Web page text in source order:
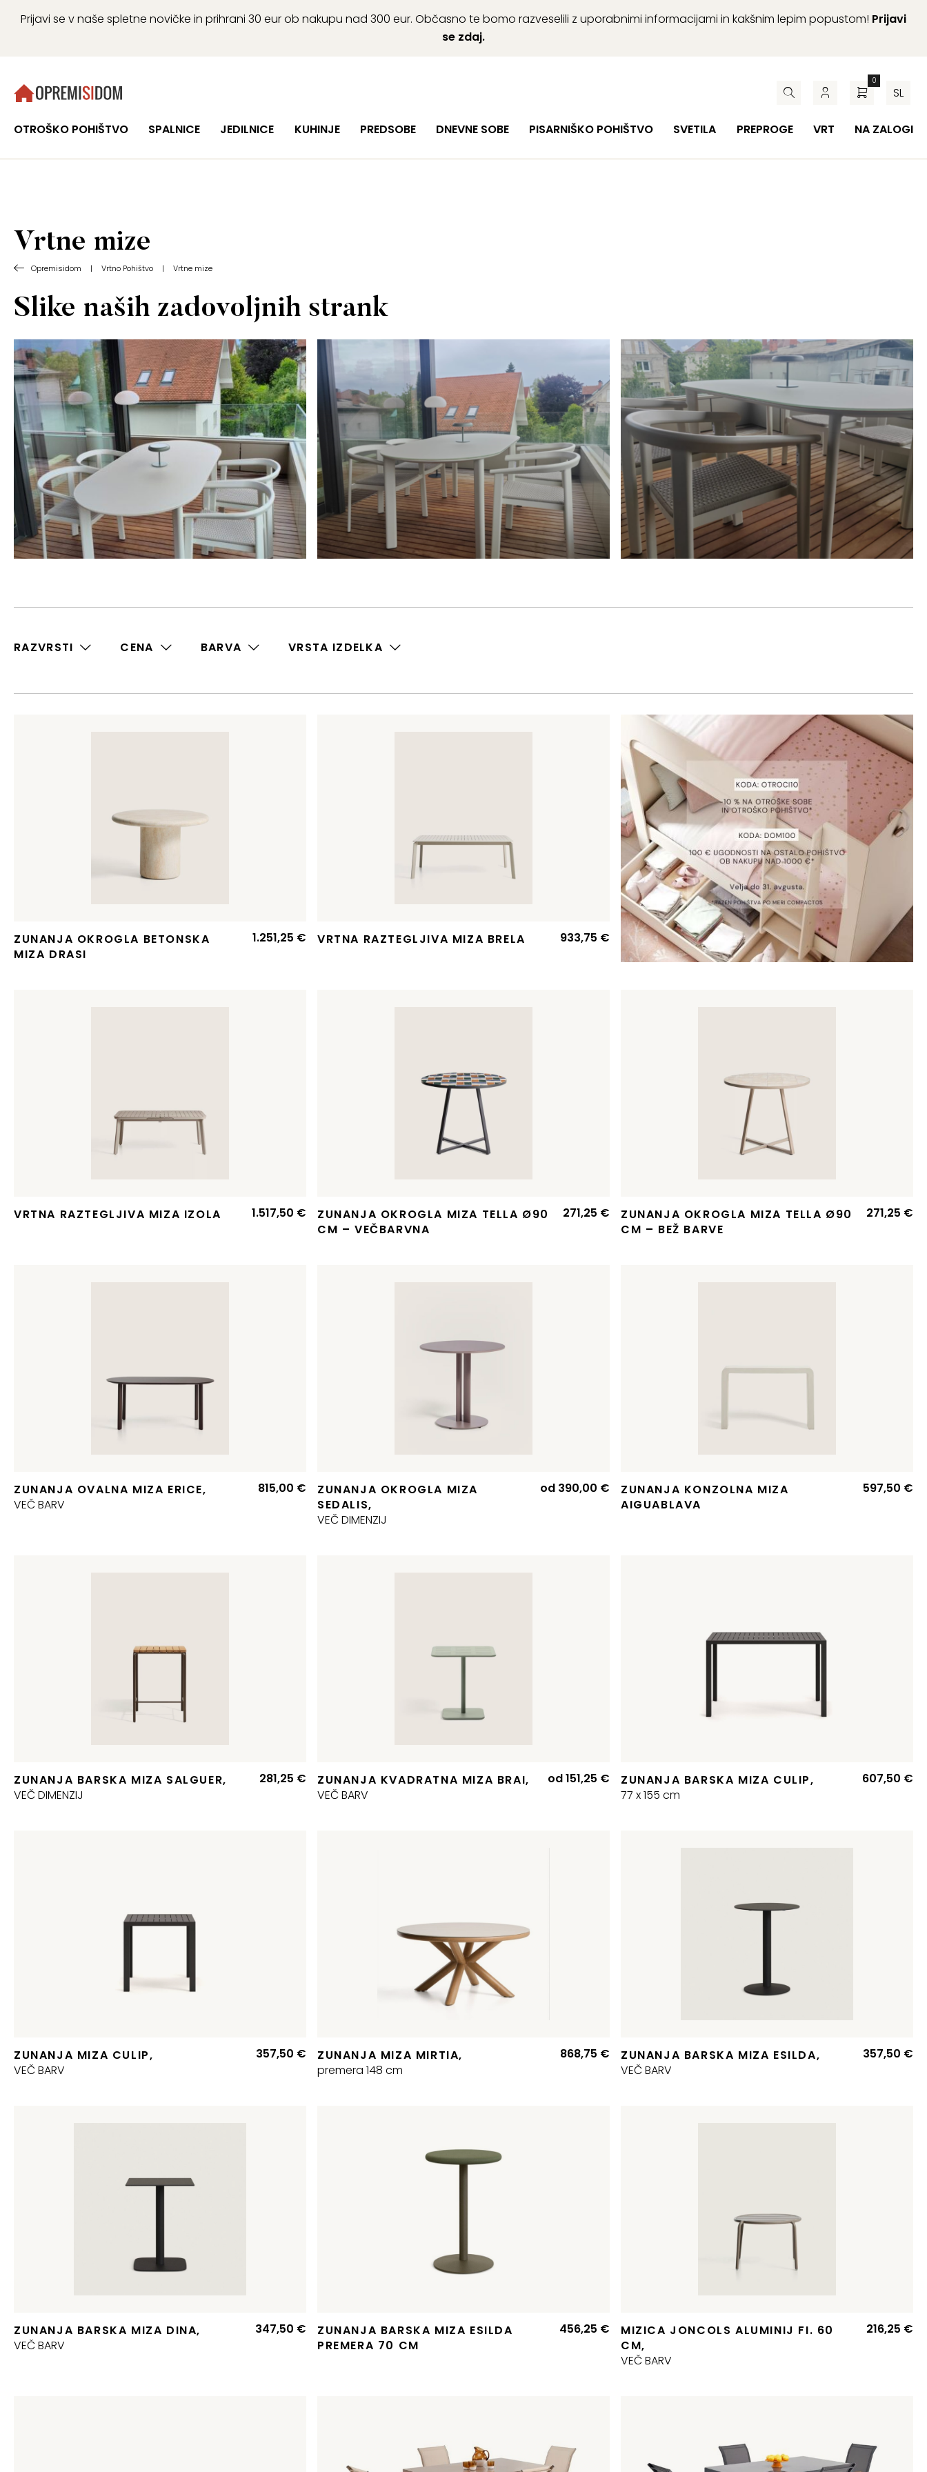
Prijavi se v naše spletne novičke in prihrani 30 eur ob nakupu nad 300 eur. Občasno te bomo razveselili z uporabnimi informacijami in kakšnim lepim popustom! Prijavi
se zdaj.
0
SL
OTROŠKO POHIŠTVO SPALNICE JEDILNICE KUHINJE PREDSOBE DNEVNE SOBE PISARNIŠKO POHIŠTVO SVETILA PREPROGE VRT NA ZALOGI
Vrtne mize
Opremisidom | Vrtno Pohištvo | Vrtne mize
Slike naših zadovoljnih strank
ZUNANJA OKROGLA BETONSKA
MIZA DRASI
1.251,25 € VRTNA RAZTEGLJIVA MIZA BRELA 933,75 €
VRTNA RAZTEGLJIVA MIZA IZOLA 1.517,50 €
ZUNANJA OKROGLA MIZA TELLA Ø90
CM – VEČBARVNA
271,25 €
ZUNANJA OKROGLA MIZA TELLA Ø90
CM – BEŽ BARVE
271,25 €
ZUNANJA OVALNA MIZA ERICE,
VEČ BARV
815,00 €
ZUNANJA OKROGLA MIZA
SEDALIS,
VEČ DIMENZIJ
od 390,00 €
ZUNANJA KONZOLNA MIZA
AIGUABLAVA
597,50 €
ZUNANJA BARSKA MIZA SALGUER,
VEČ DIMENZIJ
281,25 €
ZUNANJA KVADRATNA MIZA BRAI,
VEČ BARV
od151,25 €
ZUNANJA BARSKA MIZA CULIP,
77 x 155 cm
607,50 €
ZUNANJA MIZA CULIP,
VEČ BARV
357,50 €
ZUNANJA MIZA MIRTIA,
premera 148 cm
868,75 €
ZUNANJA BARSKA MIZA ESILDA,
VEČ BARV
357,50 €
ZUNANJA BARSKA MIZA DINA,
VEČ BARV
347,50 €
ZUNANJA BARSKA MIZA ESILDA
PREMERA 70 CM
456,25 €
MIZICA JONCOLS ALUMINIJ FI. 60
CM,
VEČ BARV
216,25 €
RAZVRSTI CENA BARVA VRSTA IZDELKA